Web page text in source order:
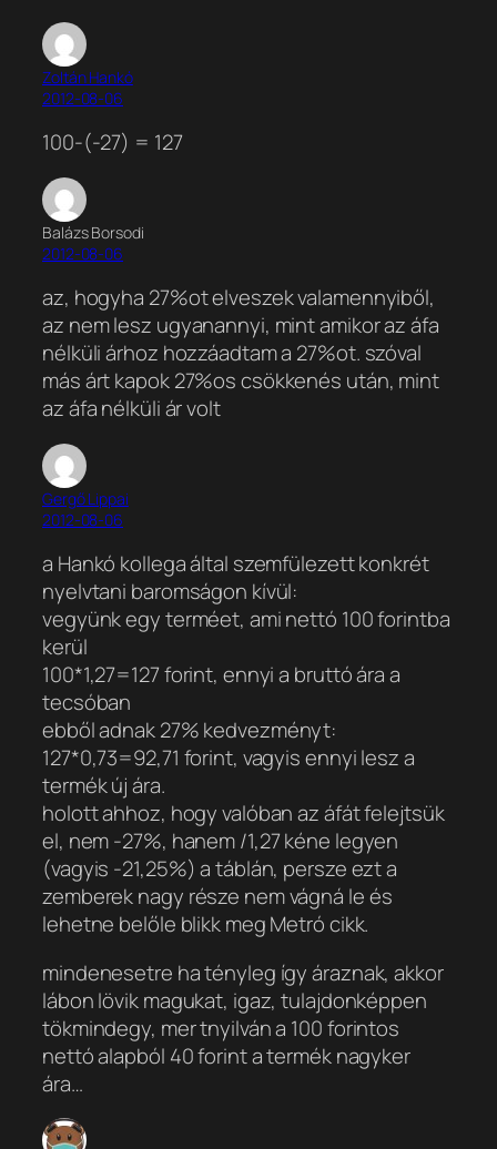
Zoltán Hankó
2012-08-06
100-(-27) = 127
Balázs Borsodi
2012-08-06
az, hogyha 27%ot elveszek valamennyiből,
az nem lesz ugyanannyi, mint amikor az áfa
nélküli árhoz hozzáadtam a 27%ot. szóval
más árt kapok 27%os csökkenés után, mint
az áfa nélküli ár volt
Gergő Lippai
2012-08-06
a Hankó kollega által szemfülezett konkrét
nyelvtani baromságon kívül:
vegyünk egy terméet, ami nettó 100 forintba
kerül
100*1,27=127 forint, ennyi a bruttó ára a
tecsóban
ebből adnak 27% kedvezményt:
127*0,73=92,71 forint, vagyis ennyi lesz a
termék új ára.
holott ahhoz, hogy valóban az áfát felejtsük
el, nem -27%, hanem /1,27 kéne legyen
(vagyis -21,25%) a táblán, persze ezt a
zemberek nagy része nem vágná le és
lehetne belőle blikk meg Metró cikk.
mindenesetre ha tényleg így áraznak, akkor
lábon lövik magukat, igaz, tulajdonképpen
tökmindegy, mer tnyilván a 100 forintos
nettó alapból 40 forint a termék nagyker
ára…